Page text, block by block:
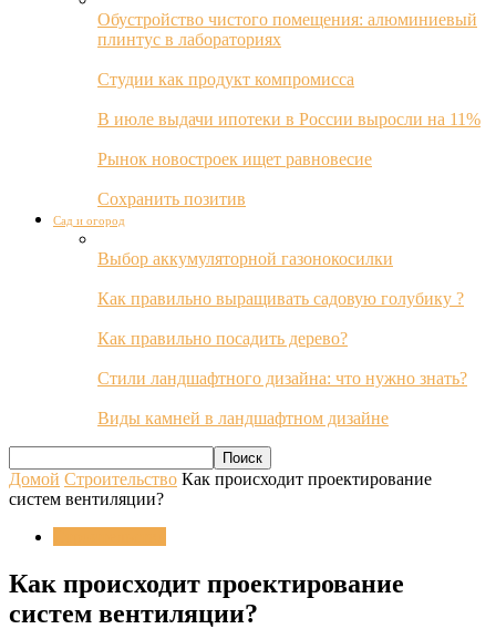
Обустройство чистого помещения: алюминиевый
плинтус в лабораториях
Студии как продукт компромисса
В июле выдачи ипотеки в России выросли на 11%
Рынок новостроек ищет равновесие
Сохранить позитив
Сад и огород
Выбор аккумуляторной газонокосилки
Как правильно выращивать садовую голубику ?
Как правильно посадить дерево?
Стили ландшафтного дизайна: что нужно знать?
Виды камней в ландшафтном дизайне
Домой Строительство Как происходит проектирование
систем вентиляции?
Как происходит проектирование
систем вентиляции?